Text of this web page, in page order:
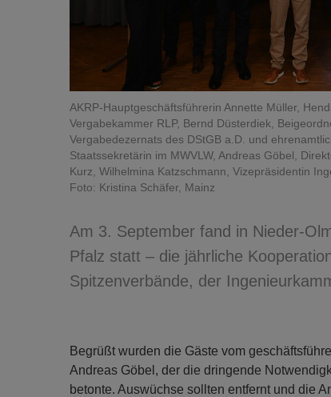
AKRP-Hauptgeschäftsführerin Annette Müller,
Vergabekammer RLP, Bernd Düsterdiek,
Vergabedezernats des DStGB a.D. und
Staatssekretärin im MWVLW, Andreas Göbel,
Kurz, Wilhelmina Katzschmann, Vizepräsidentin
Foto: Kristina Schäfer, Mainz
Am 3. September fand in Nieder-
Pfalz statt – die jährliche
Spitzenverbände, der
Begrüßt wurden die Gäste vom
Andreas Göbel, der die dringende
betonte. Auswüchse sollten entfernt und die